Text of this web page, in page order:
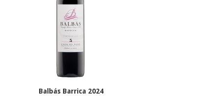
Balbás Barrica 2024